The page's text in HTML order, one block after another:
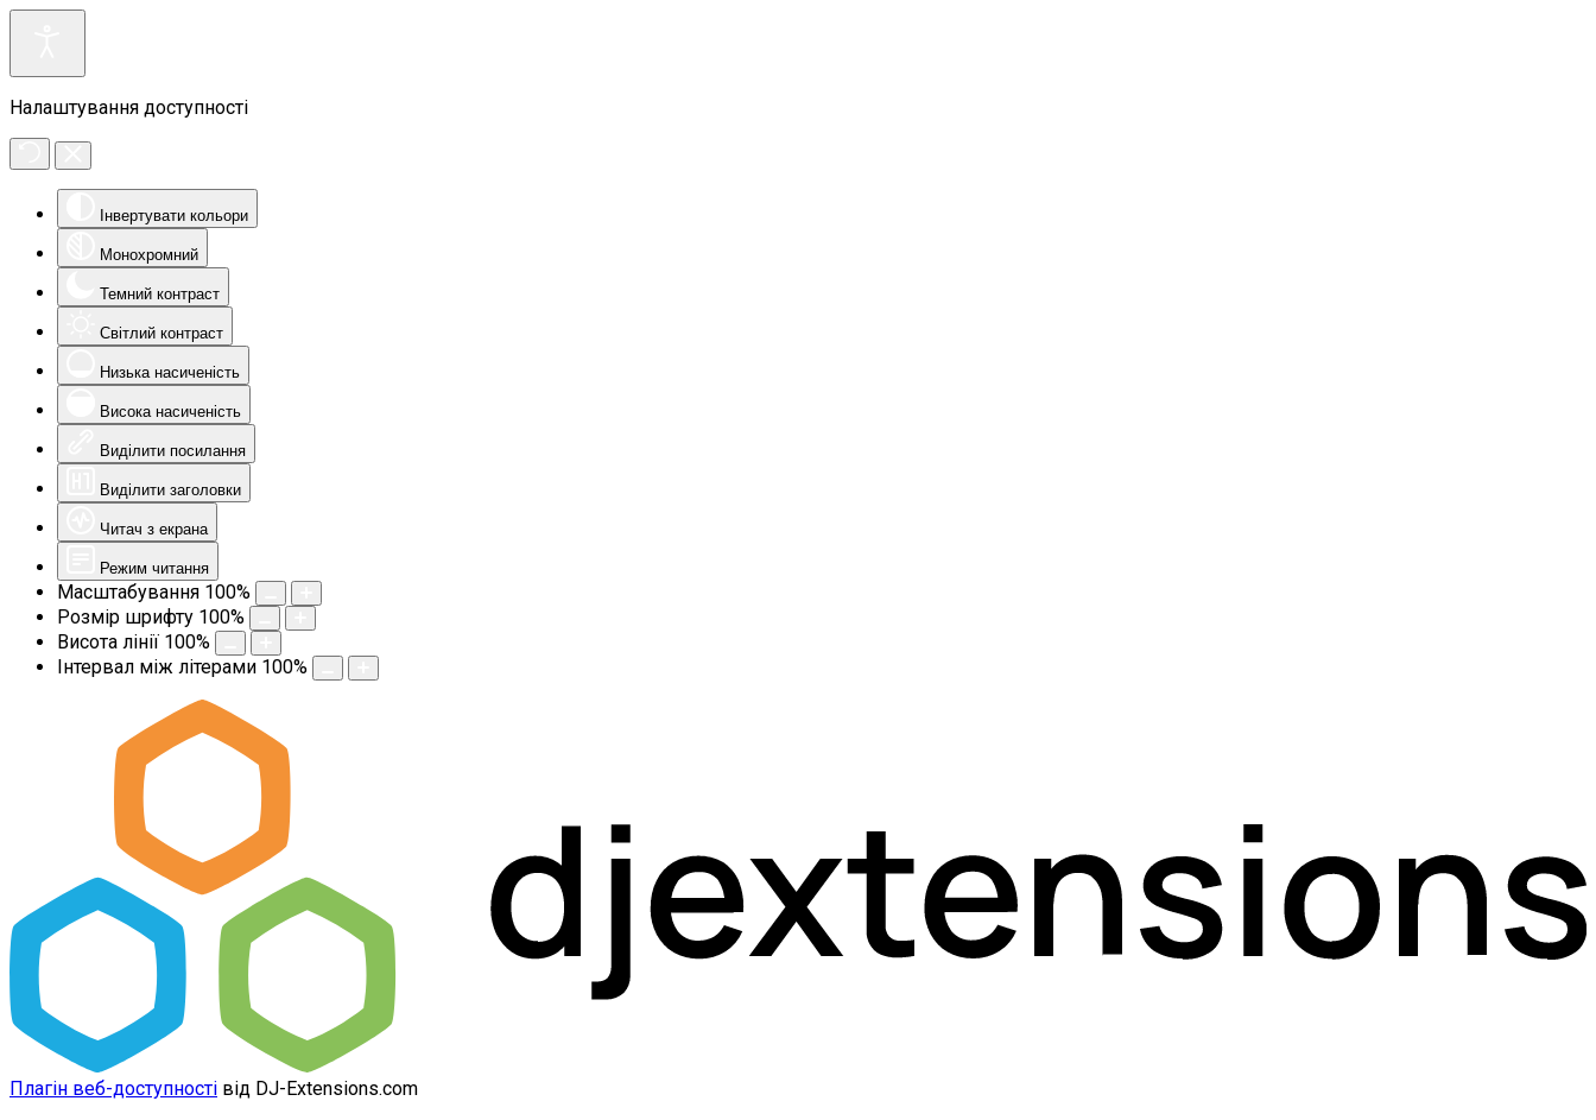
Налаштування доступності
Інвертувати кольори
Монохромний
Темний контраст
Світлий контраст
Низька насиченість
Висока насиченість
Виділити посилання
Виділити заголовки
Читач з екрана
Режим читання
Масштабування 100%
Розмір шрифту 100%
Висота лінії 100%
Інтервал між літерами 100%
Плагін веб-доступності від DJ-Extensions.com